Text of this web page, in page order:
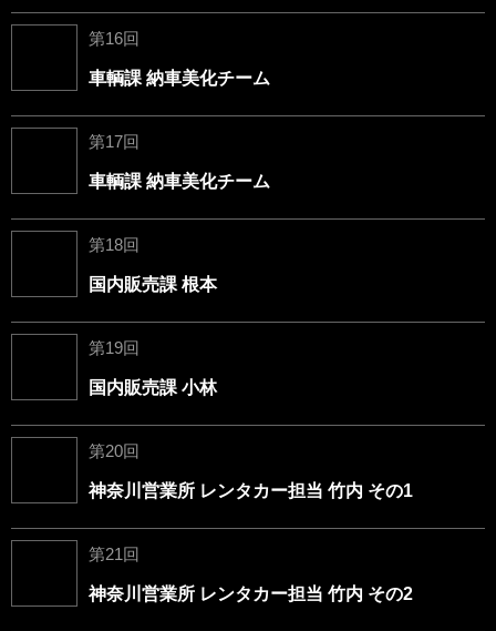
第16回
車輌課 納車美化チーム
第17回
車輌課 納車美化チーム
第18回
国内販売課 根本
第19回
国内販売課 小林
第20回
神奈川営業所 レンタカー担当 竹内 その1
第21回
神奈川営業所 レンタカー担当 竹内 その2